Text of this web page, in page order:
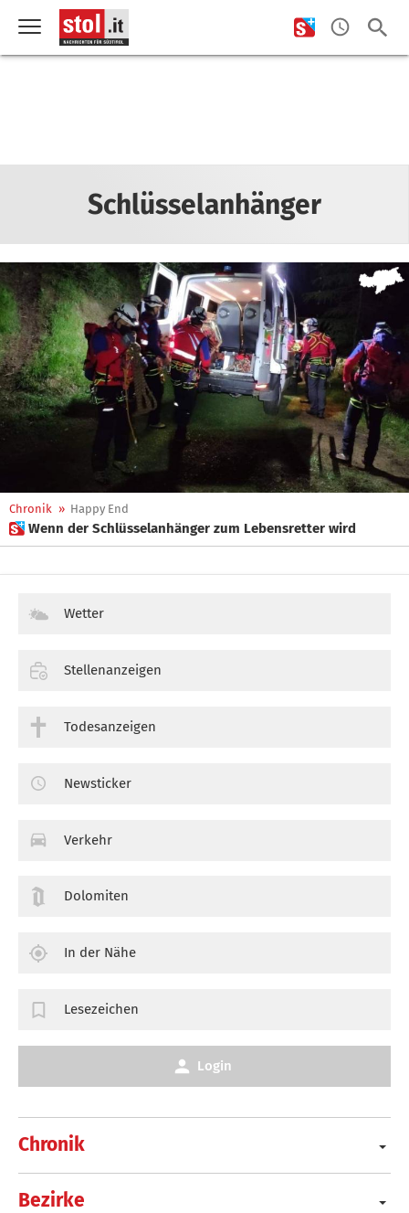
Schlüsselanhänger
Chronik » Happy End
 Wenn der Schlüsselanhänger zum Lebensretter wird
Chronik
Bezirke
Wetter
Stellenanzeigen
Todesanzeigen
Newsticker
Verkehr
Dolomiten
In der Nähe
Lesezeichen
Login